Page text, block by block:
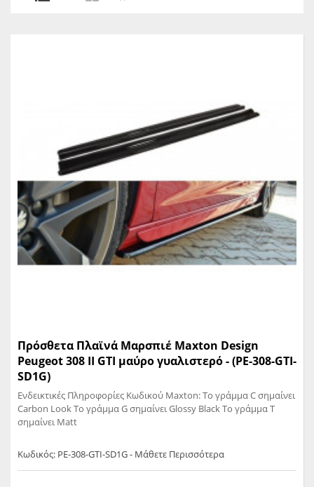
Πρόσθετα Πλαϊνά Μαρσπιέ Maxton Design
Peugeot 308 II GTI μαύρο γυαλιστερό - (PE-308-GTI-
SD1G)
Ενδεικτικές Πληροφορίες Κωδικού Maxton: Το γράμμα C σημαίνει
Carbon Look Το γράμμα G σημαίνει Glossy Black Το γράμμα T
σημαίνει Matt
Κωδικός: PE-308-GTI-SD1G - Μάθετε Περισσότερα